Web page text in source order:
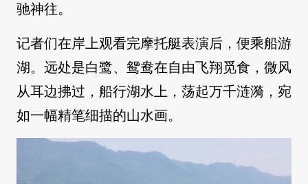
驰神往。
记者们在岸上观看完摩托艇表演后，便乘船游
湖。远处是白鹭、鸳鸯在自由飞翔觅食，微风
从耳边拂过，船行湖水上，荡起万千涟漪，宛
如一幅精笔细描的山水画。